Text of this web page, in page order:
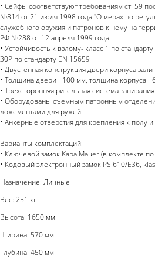
• Сейфы соответствуют требованиям ст. 59
№814 от 21 июля 1998 года "О мерах по
служебного оружия и патронов к нему на
РФ №288 от 12 апреля 1999 года
• Устойчивость к взлому- класс 1 по
30P по стандарту EN 15659
• Двустенная конструкция двери корпуса
• Толщина двери - 100 мм, толщина корпуса -
• Трехсторонняя ригельная система запирания
• Оборудованы съемным патронным
ложементами для ружей
• Анкерные отверстия для крепления к полу и
Варианты комплектаций:
• Ключевой замок Kaba Mauer (в комплекте
• Кодовый электронный замок PS 610/E36,
Назначение: Личные
Вес: 251 кг
Высота: 1650 мм
Ширина: 570 мм
Глубина: 450 мм